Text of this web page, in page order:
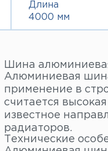
Длина
4000 мм
Шина
Алюминиевая
применение в
считается
известное
радиаторов.
Технические